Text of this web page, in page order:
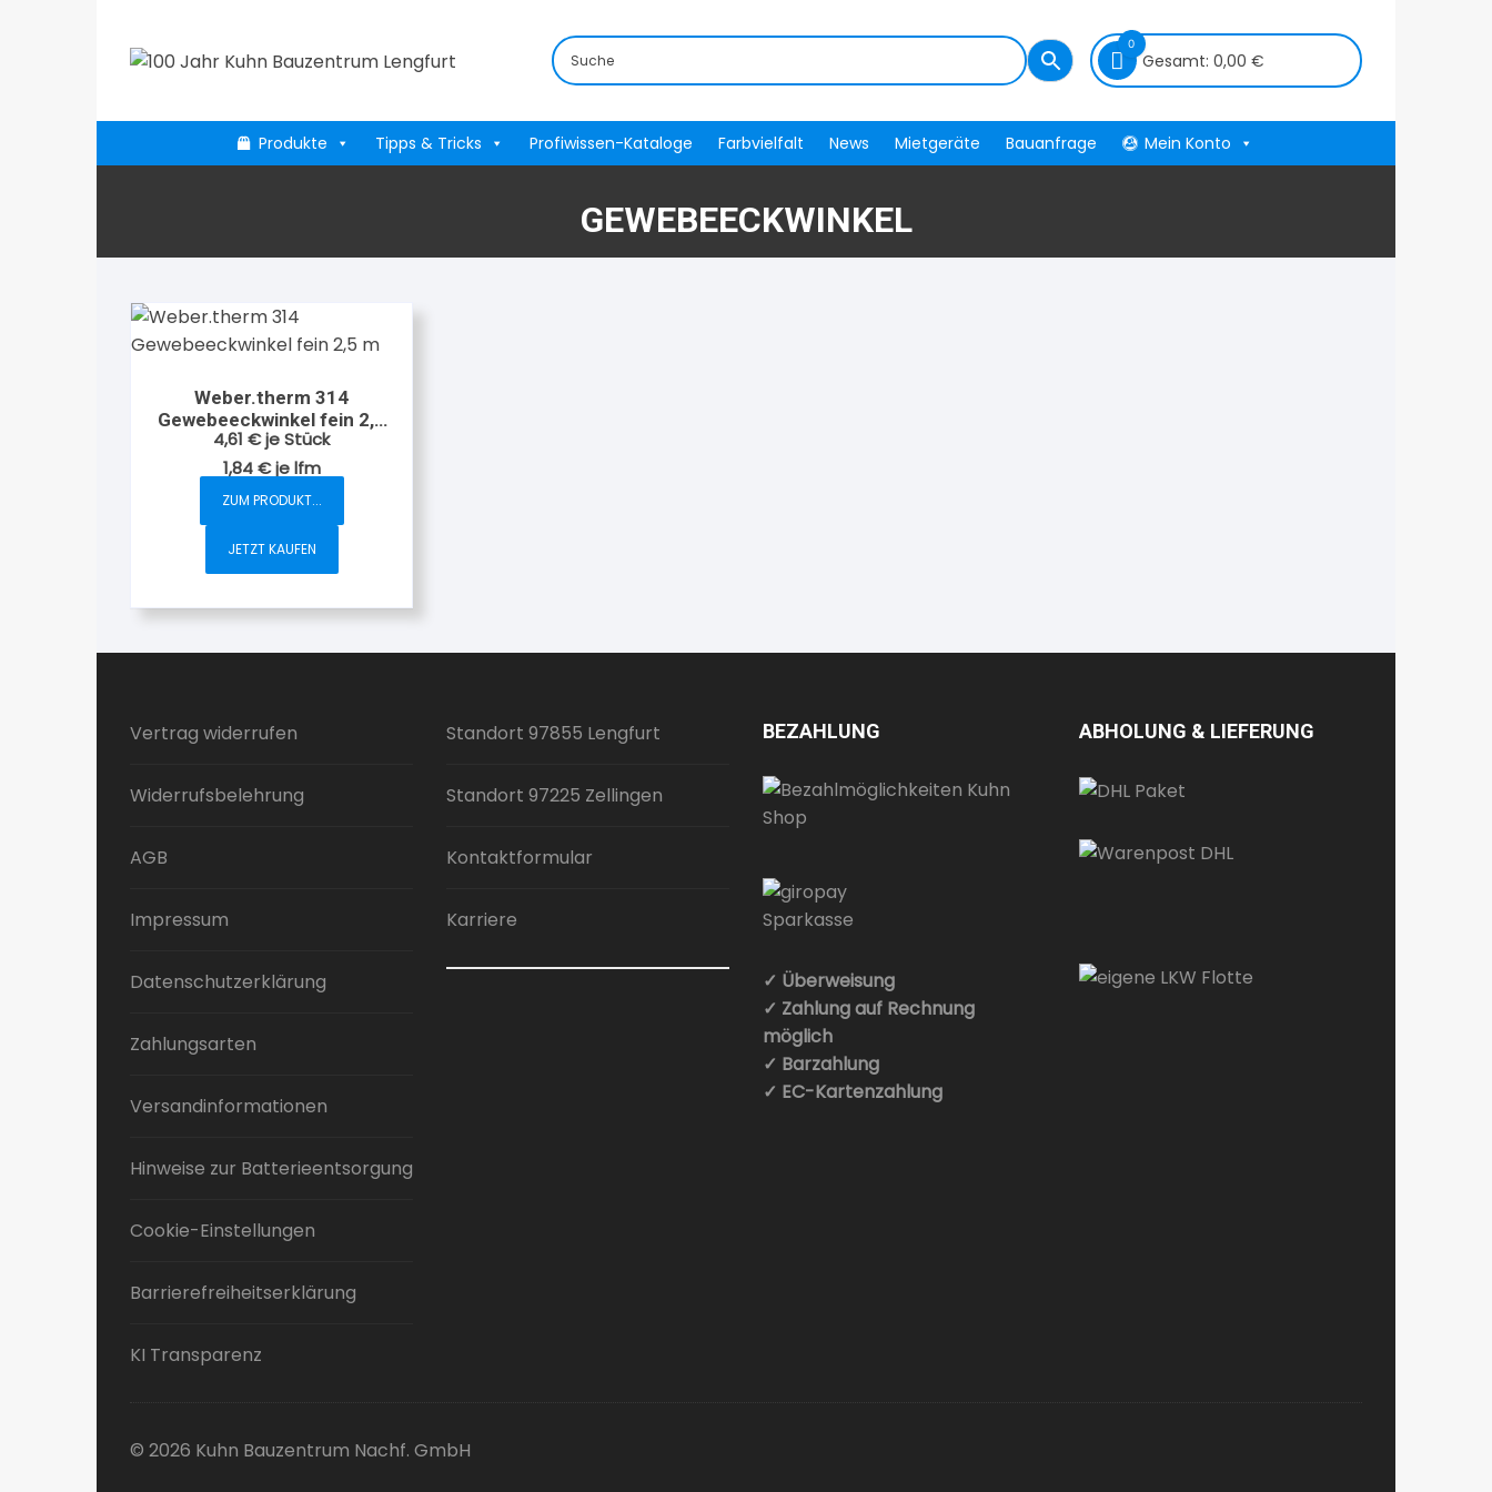
springen
0
Gesamt: 0,00 €
Produkte Tipps & Tricks Profiwissen-Kataloge Farbvielfalt News Mietgeräte Bauanfrage Mein Konto
GEWEBEECKWINKEL
Weber.therm 314
Gewebeeckwinkel fein 2,5
m
4,61 €je Stück
1,84€jelfm
ZUM PRODUKT...
JETZT KAUFEN
Vertrag widerrufen
Widerrufsbelehrung
AGB
Impressum
Datenschutzerklärung
Zahlungsarten
Versandinformationen
Hinweise zur Batterieentsorgung
Cookie-Einstellungen
Barrierefreiheitserklärung
KI Transparenz
Standort 97855 Lengfurt
Standort 97225 Zellingen
Kontaktformular
Karriere
BEZAHLUNG
✓ Überweisung
✓ Zahlung auf Rechnung
möglich
✓ Barzahlung
✓ EC-Kartenzahlung
ABHOLUNG & LIEFERUNG
© 2026 Kuhn Bauzentrum Nachf. GmbH